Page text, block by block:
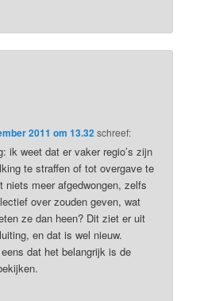
2011 om 13.32 schreef:
ik weet dat er vaker regio’s zijn
te straffen of tot overgave te
niets meer afgedwongen, zelfs
over zouden geven, wat
ze dan heen? Dit ziet er uit
en dat is wel nieuw.
dat het belangrijk is de